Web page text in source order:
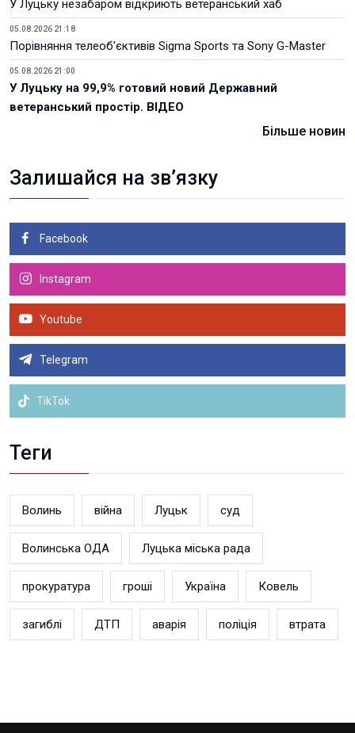
У Луцьку незабаром відкриють ветеранський хаб
05.08.2026 21:18
Порівняння телеоб'єктивів Sigma Sports та Sony G-Master
05.08.2026 21:00
У Луцьку на 99,9% готовий новий Державний
ветеранський простір. ВІДЕО
Більше новин
Залишайся на зв’язку
Facebook
Instagram
Youtube
Telegram
TikTok
Теги
Волинь війна Луцьк суд
Волинська ОДА Луцька міська рада
прокуратура гроші Україна Ковель
загиблі ДТП аварія поліція втрата